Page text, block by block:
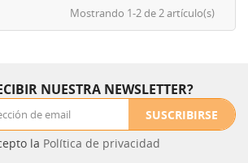
Mostrando 1-2 de 2 artículo(s)
NUESTRA NEWSLETTER?
SUSCRIBIRSE
la Política de privacidad